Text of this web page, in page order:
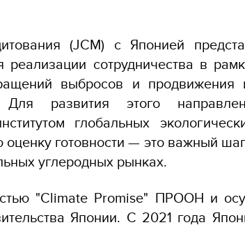
(JCM) с Японией
сотрудничества в
выбросов и продвижения
Для развития этого
глобальных
готовности — это важный
углеродных рынках.
"Climate Promise" ПРООН и
Японии. С 2021 года